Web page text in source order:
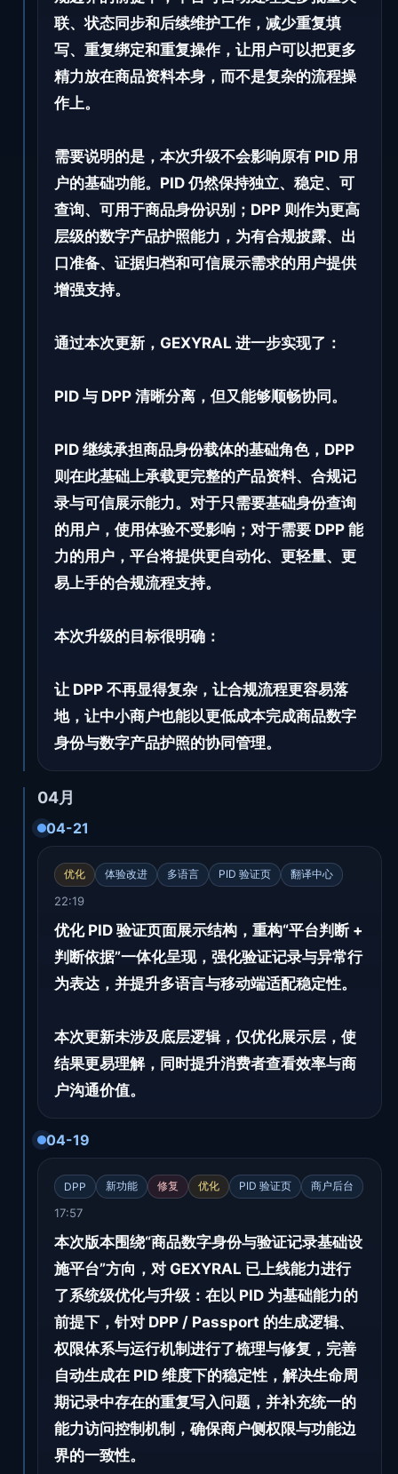
联、状态同步和后续维护工作，减少重复填
写、重复绑定和重复操作，让用户可以把更多
精力放在商品资料本身，而不是复杂的流程操
作上。
需要说明的是，本次升级不会影响原有 PID 用
户的基础功能。PID 仍然保持独立、稳定、可
查询、可用于商品身份识别；DPP 则作为更高
层级的数字产品护照能力，为有合规披露、出
口准备、证据归档和可信展示需求的用户提供
增强支持。
通过本次更新，GEXYRAL 进一步实现了：
PID 与 DPP 清晰分离，但又能够顺畅协同。
PID 继续承担商品身份载体的基础角色，DPP
则在此基础上承载更完整的产品资料、合规记
录与可信展示能力。对于只需要基础身份查询
的用户，使用体验不受影响；对于需要 DPP 能
力的用户，平台将提供更自动化、更轻量、更
易上手的合规流程支持。
本次升级的目标很明确：
让 DPP 不再显得复杂，让合规流程更容易落
地，让中小商户也能以更低成本完成商品数字
身份与数字产品护照的协同管理。
04月
04-21
优化 体验改进 多语言 PID 验证页 翻译中心
22:19
优化 PID 验证页面展示结构，重构“平台判断 +
判断依据”一体化呈现，强化验证记录与异常行
为表达，并提升多语言与移动端适配稳定性。
本次更新未涉及底层逻辑，仅优化展示层，使
结果更易理解，同时提升消费者查看效率与商
户沟通价值。
04-19
DPP 新功能 修复 优化 PID 验证页 商户后台
17:57
本次版本围绕“商品数字身份与验证记录基础设
施平台”方向，对 GEXYRAL 已上线能力进行
了系统级优化与升级：在以 PID 为基础能力的
前提下，针对 DPP / Passport 的生成逻辑、
权限体系与运行机制进行了梳理与修复，完善
自动生成在 PID 维度下的稳定性，解决生命周
期记录中存在的重复写入问题，并补充统一的
能力访问控制机制，确保商户侧权限与功能边
界的一致性。